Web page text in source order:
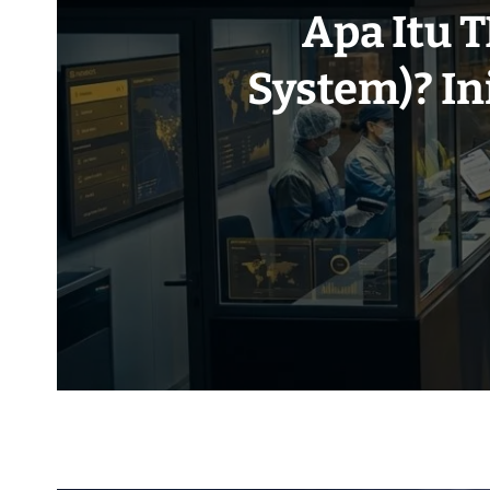
Apa Itu
System)?
Reverse
Desk
Sustainable